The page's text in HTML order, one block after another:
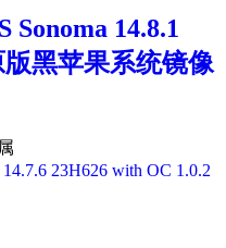
Sonoma 14.8.1
版黑苹果系统镜像